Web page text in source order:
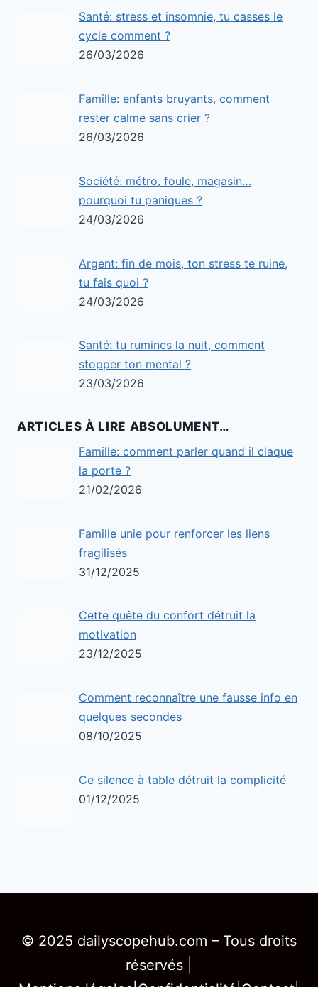
Santé: stress et insomnie, tu casses le
cycle comment ?
26/03/2026
Famille: enfants bruyants, comment
rester calme sans crier ?
26/03/2026
Société: métro, foule, magasin…
pourquoi tu paniques ?
24/03/2026
Argent: fin de mois, ton stress te ruine,
tu fais quoi ?
24/03/2026
Santé: tu rumines la nuit, comment
stopper ton mental ?
23/03/2026
ARTICLES À LIRE ABSOLUMENT…
Famille: comment parler quand il claque
la porte ?
21/02/2026
Famille unie pour renforcer les liens
fragilisés
31/12/2025
Cette quête du confort détruit la
motivation
23/12/2025
Comment reconnaître une fausse info en
quelques secondes
08/10/2025
Ce silence à table détruit la complicité
01/12/2025
© 2025 dailyscopehub.com – Tous droits
réservés |